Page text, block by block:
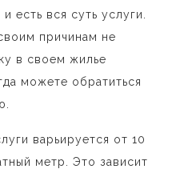
есть вся суть услуги.
причинам не
в своем жилье
можете обратиться
варьируется от 10
метр. Это зависит